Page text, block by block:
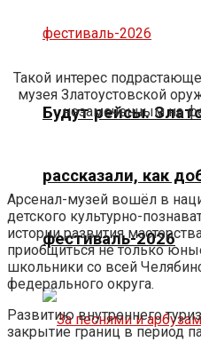
Будут рейсы.
рассказали, как
фестиваль-2026
Такой интерес
музея Златоустовской
незамеченным на
Арсенал-музей вошёл в
детского культурно-
истории развития
приобщиться не только
школьники со всей
федерального округа.
Развитию внутреннего
закрытие границ в период